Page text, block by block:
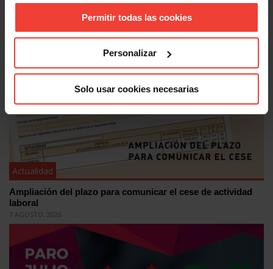
Permitir todas las cookies
Personalizar
Solo usar cookies necesarias
Actualidad
10 AGOSTO, 2026
Actualidad
Ampliación del plazo para comunicar el cese de actividad
laboral
7 AGOSTO, 2026